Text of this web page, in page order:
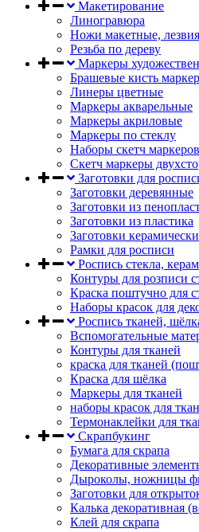
Макетирование
Линогравюра
Ножи макетные,
Резьба по дереву
Маркеры
Брашевые кисть
Линеры цветные
Маркеры акварельные
Маркеры акриловые
Маркеры по стеклу
Наборы скетч маркеров
Скетч маркеры
Заготовки для
Заготовки деревянные
Заготовки из
Заготовки из пластика
Заготовки
Рамки для росписи
Роспись стекла,
Контуры для розписи
Краска поштучно для
Наборы красок для
Роспись тканей,
Вспомогательные
Контуры для тканей
краска для тканей
Краска для шёлка
Маркеры для тканей
наборы красок для
Термонаклейки для
Скрапбукинг
Бумага для скрапа
Декоративные
Дыроколы, ножницы
Заготовки для
Калька декоративная
Клей для скрапа